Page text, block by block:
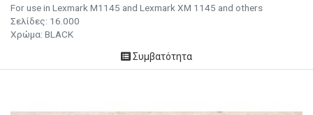
For use in Lexmark M1145 and Lexmark XM 1145 and others
Σελίδες: 16.000
Χρώμα: BLACK
Συμβατότητα